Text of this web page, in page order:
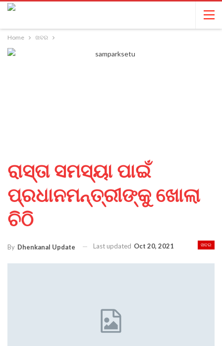
Home ଖବର
ରାସ୍ତା ସମସ୍ୟା ପାଇଁ
ପ୍ରଧାନମନ୍ତ୍ରୀଙ୍କୁ ଖୋଲା
ଚିଠି
ଖବର
By Dhenkanal Update Last updated Oct 20, 2021